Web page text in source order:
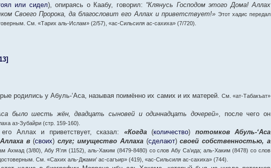
или сидел), опираясь о Каабу, говорил: “Клянусь Господом этого Дома! Аллах
Своего Пророка, да благословит его Аллах и приветствует!» Этот хадис передал
См. «Тарих аль-Ислам» (2/57), «ас-Сильсиля ас-сахиха» (7/720).
родились у Абуль-‘Аса, называя поимённо их самих и их матерей.
См. «ат-Табакъат»
было шесть жён, двадцать сыновей и одиннадцать дочерей» , после чего он
аз-Зубайри (стр. 159-160).
Аллах и приветствует, сказал: «Когда(количество) потомков Абуль-‘Аса
в(своих)слуг; имущество Аллаха (сделают)своей собственностью, а
Ахмад (3/80), Абу Я’ля (1152), аль-Хаким (8479-8480) со слов Абу Са’ида; аль-Хаким (8478) со слов
См. «Сахих аль-Джами’ ас-сагъир» (419), «ас-Сильсиля ас-сахиха» (744).